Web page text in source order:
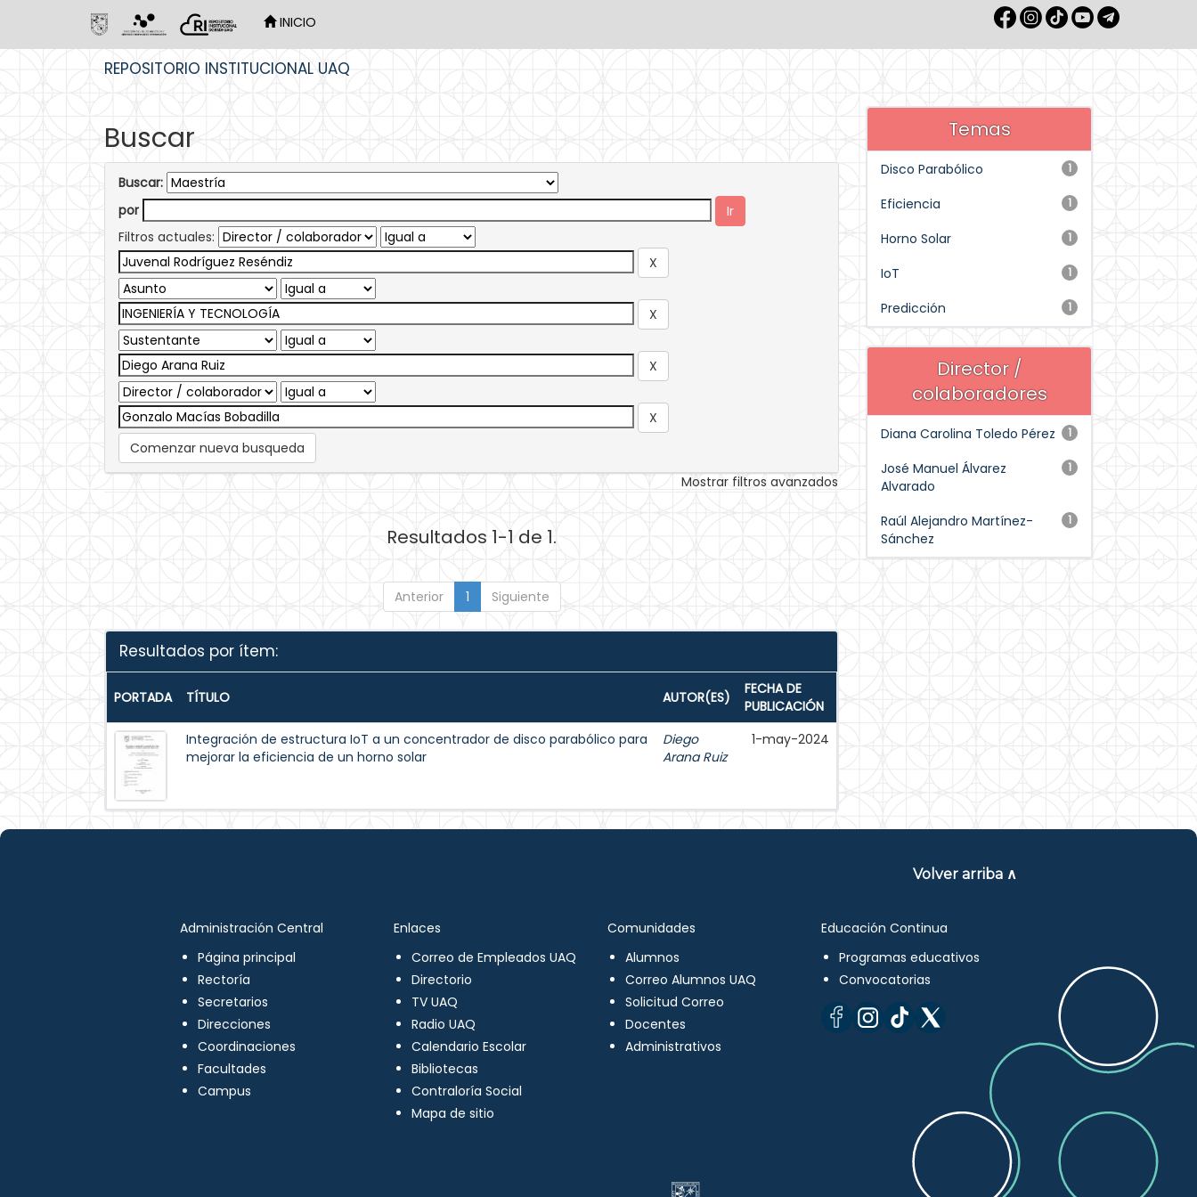
INICIO
REPOSITORIO INSTITUCIONAL UAQ
Buscar
Buscar:
por
Filtros actuales:
Comenzar nueva busqueda
Mostrar filtros avanzados
Resultados 1-1 de 1.
Anterior 1 Siguiente
Resultados por ítem:
PORTADA TÍTULO AUTOR(ES)
FECHA DE
PUBLICACIÓN
Integración de estructura IoT a un concentrador de disco parabólico para
mejorar la eficiencia de un horno solar
Diego
Arana Ruiz
1-may-2024
Temas
1
Disco Parabólico
1
Eficiencia
1
Horno Solar
1
IoT
1
Predicción
Director /
colaboradores
1
Diana Carolina Toledo Pérez
1
José Manuel Álvarez
Alvarado
1
Raúl Alejandro Martínez-
Sánchez
Volver arriba ∧
Administración Central
Página principal
Rectoría
Secretarios
Direcciones
Coordinaciones
Facultades
Campus
Enlaces
Correo de Empleados UAQ
Directorio
TV UAQ
Radio UAQ
Calendario Escolar
Bibliotecas
Contraloría Social
Mapa de sitio
Comunidades
Alumnos
Correo Alumnos UAQ
Solicitud Correo
Docentes
Administrativos
Educación Continua
Programas educativos
Convocatorias